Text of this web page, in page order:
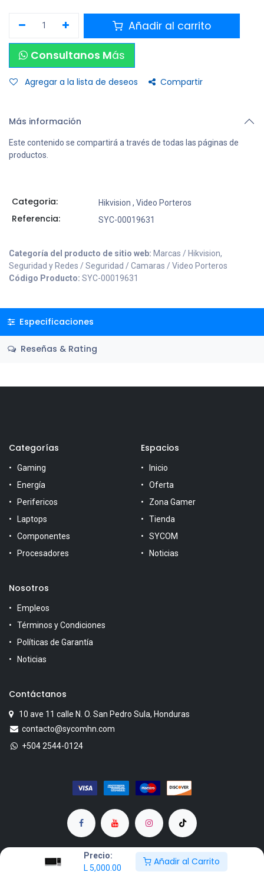
Precio:
L 5,000.00
Añadir al Carrito
Añadir al carrito
Consultanos Más
Agregar a la lista de deseos Compartir
Más información
Este contenido se compartirá a través de todas las páginas de
productos.
Categoria: Hikvision , Video Porteros
Referencia: SYC-00019631
Categoría del producto de sitio web: Marcas / Hikvision,
Seguridad y Redes / Seguridad / Camaras / Video Porteros
Código Producto: SYC-00019631
Especificaciones
Reseñas & Rating
Categorías
Gaming
Energía
Perifericos
Laptops
Componentes
Procesadores
Espacios
Inicio
Oferta
Zona Gamer
Tienda
SYCOM
Noticias
Nosotros
Empleos
Términos y Condiciones
Políticas de Garantía
Noticias
Contáctanos
10 ave 11 calle N. O. San Pedro Sula, Honduras
contacto@sycomhn.com
+504 2544-0124